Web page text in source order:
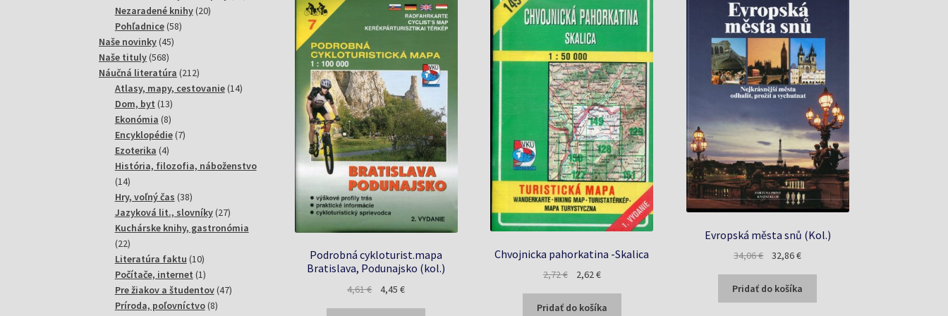
Podrobná cykloturist.mapa
Bratislava, Podunajsko (kol.)
4,61€
Pôvodná
4,45€Aktuálna
Chvojnicka pahorkatina -Skalica
2,72€
Pôvodná
bola:
2,62€Aktuálna
je:
Pridať do košíka
Evropská města snů (Kol.)
34,06€
Pôvodná
bola:
34,06 €.
32,86€Aktuálna
je:
32,86 €.
Pridať do košíka
Nezaradené knihy 2020
Pohľadnice 5858
Naše novinky 4545
Naše tituly 568568
produktov
Náučná literatúra 212212
produktov
Atlasy, mapy, cestovanie 1414
Dom, byt 1313
produktov
Ekonómia 88
produktov
Encyklopédie 77
Ezoterika 44
produkty
História, filozofia, náboženstvo
1414
produktov
Hry, voľný čas 3838
produktov
Jazyková lit., slovníky 2727
produktov
Kuchárske knihy, gastronómia
2222
produktov
Literatúra faktu 1010
produktov
Počítače, internet 11
produkt
Pre žiakov a študentov 4747
Príroda, poľovníctvo 88